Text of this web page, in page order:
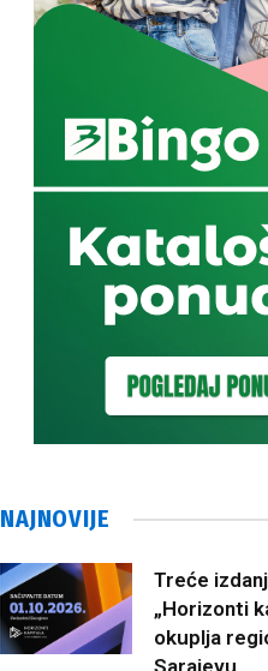
NAJNOVIJE
Treće
„Horizonti
okuplja
Sarajevu